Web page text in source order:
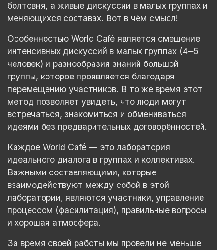
болтовня, а живые дискуссии в малых группах и
меняющихся составах. Вот в чём смысл!
Особенностью World Café является смешение
интенсивных дискуссий в малых группах (4‒5
человек) и разнообразия знаний большой
группы, которое проявляется благодаря
перемещению участников. В то же время этот
метод позволяет увидеть, что люди могут
встречаться, знакомиться и обмениваться
идеями без предварительных договорённостей.
Каждое World Café — это лаборатория
идеального диалога в группах и коллективах.
Важными составляющими, которые
взаимодействуют между собой в этой
лаборатории, являются участники, управление
процессом (фасилитация), правильные вопросы
и хорошая атмосфера.
За время своей работы мы провели не меньше